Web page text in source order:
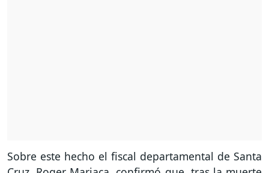
Sobre este hecho el fiscal departamental de Santa